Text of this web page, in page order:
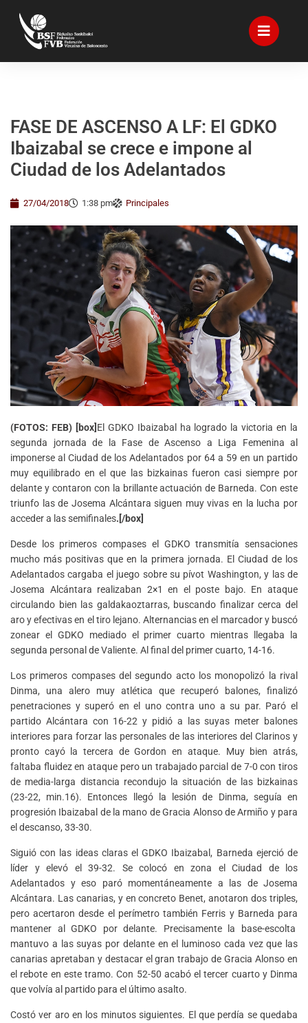
FASE DE ASCENSO A LF: El GDKO
Ibaizabal se crece e impone al
Ciudad de los Adelantados
27/04/2018 1:38 pm Principales
(FOTOS: FEB) [box] El GDKO Ibaizabal ha logrado la victoria en la
segunda jornada de la Fase de Ascenso a Liga Femenina al
imponerse al Ciudad de los Adelantados por 64 a 59 en un partido
muy equilibrado en el que las bizkainas fueron casi siempre por
delante y contaron con la brillante actuación de Barneda. Con este
triunfo las de Josema Alcántara siguen muy vivas en la lucha por
acceder a las semifinales.[/box]
Desde los primeros compases el GDKO transmitía sensaciones
mucho más positivas que en la primera jornada. El Ciudad de los
Adelantados cargaba el juego sobre su pívot Washington, y las de
Josema Alcántara realizaban 2×1 en el poste bajo. En ataque
circulando bien las galdakaoztarras, buscando finalizar cerca del
aro y efectivas en el tiro lejano. Alternancias en el marcador y buscó
zonear el GDKO mediado el primer cuarto mientras llegaba la
segunda personal de Valiente. Al final del primer cuarto, 14-16.
Los primeros compases del segundo acto los monopolizó la rival
Dinma, una alero muy atlética que recuperó balones, finalizó
penetraciones y superó en el uno contra uno a su par. Paró el
partido Alcántara con 16-22 y pidió a las suyas meter balones
interiores para forzar las personales de las interiores del Clarinos y
pronto cayó la tercera de Gordon en ataque. Muy bien atrás,
faltaba fluidez en ataque pero un trabajado parcial de 7-0 con tiros
de media-larga distancia recondujo la situación de las bizkainas
(23-22, min.16). Entonces llegó la lesión de Dinma, seguía en
progresión Ibaizabal de la mano de Gracia Alonso de Armiño y para
el descanso, 33-30.
Siguió con las ideas claras el GDKO Ibaizabal, Barneda ejerció de
líder y elevó el 39-32. Se colocó en zona el Ciudad de los
Adelantados y eso paró momentáneamente a las de Josema
Alcántara. Las canarias, y en concreto Benet, anotaron dos triples,
pero acertaron desde el perímetro también Ferris y Barneda para
mantener al GDKO por delante. Precisamente la base-escolta
mantuvo a las suyas por delante en el luminoso cada vez que las
canarias apretaban y destacar el gran trabajo de Gracia Alonso en
el rebote en este tramo. Con 52-50 acabó el tercer cuarto y Dinma
que volvía al partido para el último asalto.
Costó ver aro en los minutos siguientes. El que perdía se quedaba